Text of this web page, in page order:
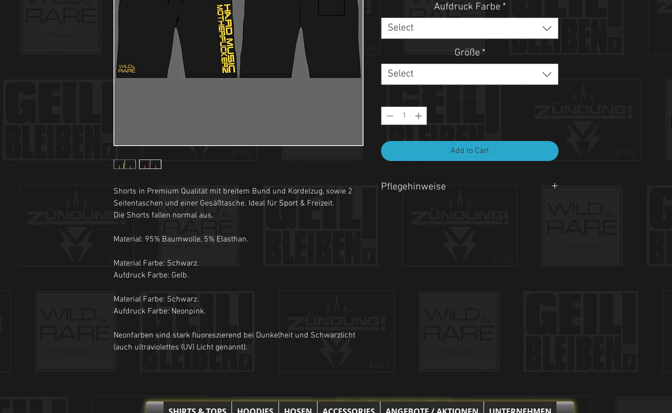
Shorts in Premium Qualität mit breitem Bund und Kordelzug, sowie 2
Seitentaschen und einer Gesäßtasche. Ideal für Sport & Freizeit.
Die Shorts fallen normal aus.
Material: 95% Baumwolle, 5% Elasthan.
Material Farbe: Schwarz.
Aufdruck Farbe: Gelb.
Material Farbe: Schwarz.
Aufdruck Farbe: Neonpink.
Neonfarben sind stark fluoreszierend bei Dunkelheit und Schwarzlicht
(auch ultraviolettes (UV) Licht genannt).
Aufdruck Farbe *
Select
Größe *
Select
Add to Cart
Pflegehinweise